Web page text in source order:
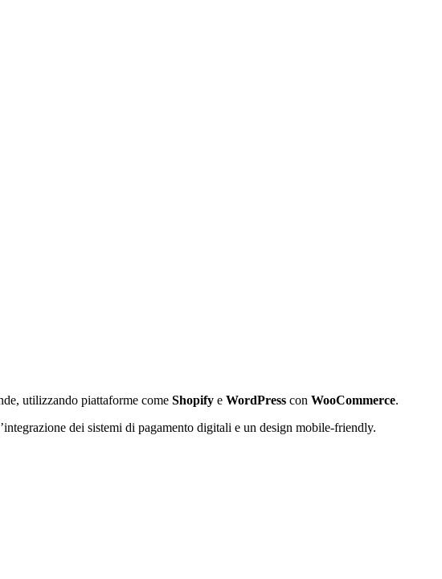
utilizzando piattaforme come Shopify e WordPress con WooCommerce.
dei sistemi di pagamento digitali e un design mobile-friendly.